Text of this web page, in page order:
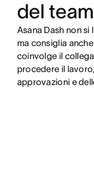
del
Asana Dash non
ma consiglia
coinvolge il
procedere il
approvazioni e